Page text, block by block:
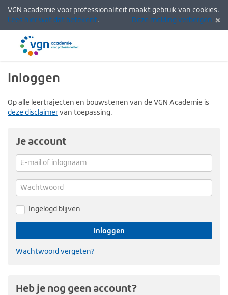
VGN academie voor professionaliteit maakt gebruik van cookies.
Lees hier wat dat betekent. Deze melding verbergen
Menu
Inloggen
Op alle leertrajecten en bouwstenen van de VGN Academie is
deze disclaimer van toepassing.
Je account
E-
mail
of
inlognaam
Wachtwoord
Ingelogd blijven
Inloggen
Wachtwoord vergeten?
Heb je nog geen account?